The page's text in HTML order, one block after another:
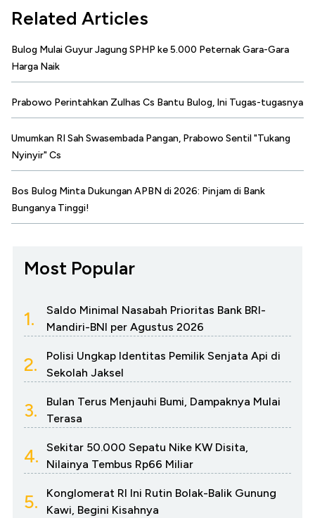
Related Articles
Bulog Mulai Guyur Jagung SPHP ke 5.000 Peternak Gara-Gara
Harga Naik
Prabowo Perintahkan Zulhas Cs Bantu Bulog, Ini Tugas-tugasnya
Umumkan RI Sah Swasembada Pangan, Prabowo Sentil "Tukang
Nyinyir" Cs
Bos Bulog Minta Dukungan APBN di 2026: Pinjam di Bank
Bunganya Tinggi!
Most Popular
1.
Saldo Minimal Nasabah Prioritas Bank BRI-
Mandiri-BNI per Agustus 2026
2.
Polisi Ungkap Identitas Pemilik Senjata Api di
Sekolah Jaksel
3.
Bulan Terus Menjauhi Bumi, Dampaknya Mulai
Terasa
4.
Sekitar 50.000 Sepatu Nike KW Disita,
Nilainya Tembus Rp66 Miliar
5.
Konglomerat RI Ini Rutin Bolak-Balik Gunung
Kawi, Begini Kisahnya